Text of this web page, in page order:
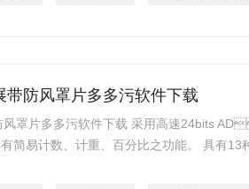
带防风罩片多多污软件下载
风罩片多多污软件下载 采用高速24bits
简易计数、计重、百分比之功能。 具